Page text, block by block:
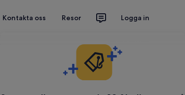
Kontakta oss Resor Logga in